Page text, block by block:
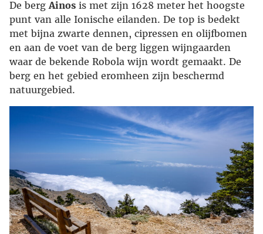
De berg Ainos is met zijn 1628 meter het hoogste
punt van alle Ionische eilanden. De top is bedekt
met bijna zwarte dennen, cipressen en olijfbomen
en aan de voet van de berg liggen wijngaarden
waar de bekende Robola wijn wordt gemaakt. De
berg en het gebied eromheen zijn beschermd
natuurgebied.